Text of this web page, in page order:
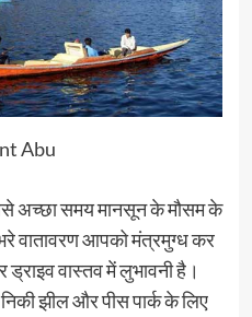
Abu
अच्छा समय मानसून के मौसम के
वातावरण आपको मंत्रमुग्ध कर
वास्तव में लुभावनी है।
झील और पीस पार्क के लिए